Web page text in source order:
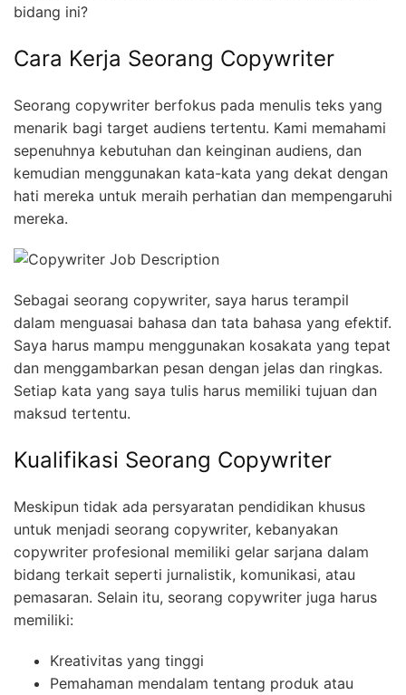
bidang ini?
Cara Kerja Seorang Copywriter
Seorang copywriter berfokus pada menulis teks yang
menarik bagi target audiens tertentu. Kami memahami
sepenuhnya kebutuhan dan keinginan audiens, dan
kemudian menggunakan kata-kata yang dekat dengan
hati mereka untuk meraih perhatian dan mempengaruhi
mereka.
Sebagai seorang copywriter, saya harus terampil
dalam menguasai bahasa dan tata bahasa yang efektif.
Saya harus mampu menggunakan kosakata yang tepat
dan menggambarkan pesan dengan jelas dan ringkas.
Setiap kata yang saya tulis harus memiliki tujuan dan
maksud tertentu.
Kualifikasi Seorang Copywriter
Meskipun tidak ada persyaratan pendidikan khusus
untuk menjadi seorang copywriter, kebanyakan
copywriter profesional memiliki gelar sarjana dalam
bidang terkait seperti jurnalistik, komunikasi, atau
pemasaran. Selain itu, seorang copywriter juga harus
memiliki:
Kreativitas yang tinggi
Pemahaman mendalam tentang produk atau